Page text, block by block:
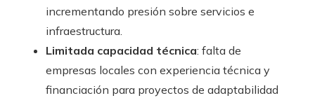
incrementando presión sobre servicios e
infraestructura.
Limitada capacidad técnica: falta de
empresas locales con experiencia técnica y
financiación para proyectos de adaptabilidad